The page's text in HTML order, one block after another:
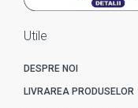
Utile
DESPRE NOI
LIVRAREA PRODUSELOR